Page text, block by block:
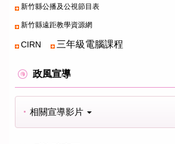
新竹縣公播及公視節目表
新竹縣遠距教學資源網
CIRN 三年級電腦課程
政風宣導
相關宣導影片